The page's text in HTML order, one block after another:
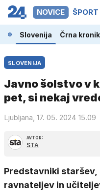
NOVICE ŠPORT
Slovenija Črna
SLOVENIJA
Javno šolstvo v
pet, si nekaj
Ljubljana, 17. 05. 2024 15.09
AVTOR:
STA
Predstavniki staršev,
ravnateljev in